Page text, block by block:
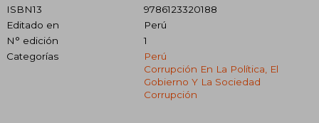
ISBN13
9786123320188
Editado en
Perú
N° edición
1
Categorías
Perú
Corrupción En La Política, El
Gobierno Y La Sociedad
Corrupción